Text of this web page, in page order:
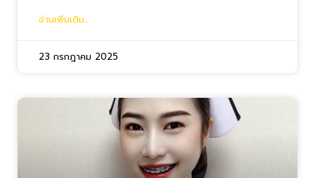
อ่านเพิ่มเติม...
23 กรกฎาคม 2025